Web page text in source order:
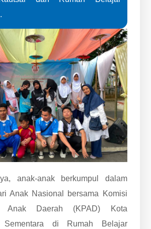
anak-anak berkumpul dalam
Anak Nasional bersama Komisi
Anak Daerah (KPAD) Kota
Sementara di Rumah Belajar